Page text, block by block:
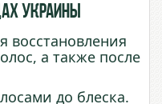
Украины
восстановления
а также после
до блеска.